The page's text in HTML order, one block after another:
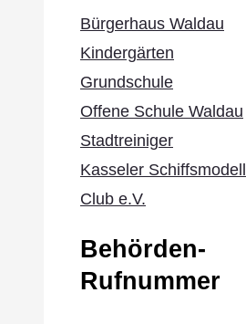
Bürgerhaus Waldau
Kindergärten
Grundschule
Offene Schule Waldau
Stadtreiniger
Kasseler Schiffsmodell
Club e.V.
Behörden-
Rufnummer